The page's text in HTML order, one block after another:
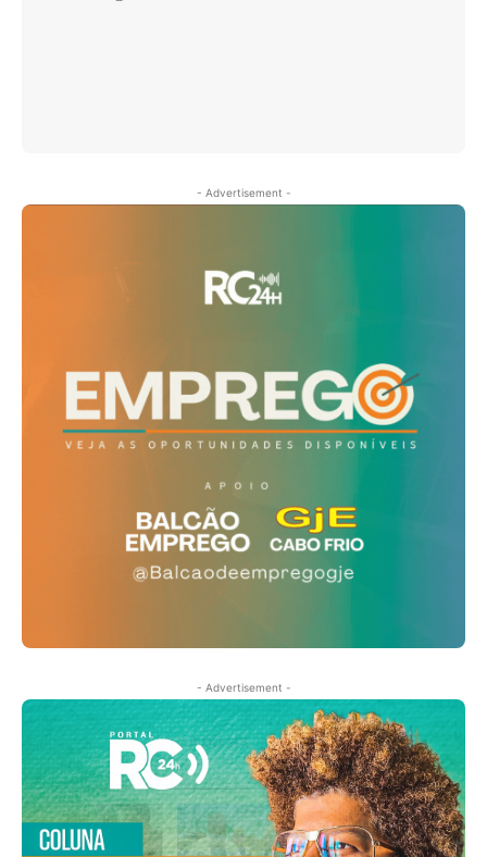
- Advertisement -
- Advertisement -